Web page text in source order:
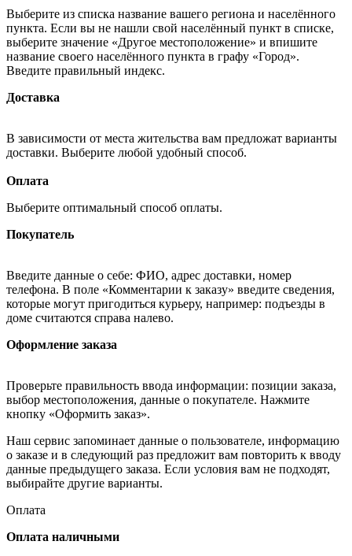
Выберите из списка название вашего региона и населённого
пункта. Если вы не нашли свой населённый пункт в списке,
выберите значение «Другое местоположение» и впишите
название своего населённого пункта в графу «Город».
Введите правильный индекс.
Доставка
В зависимости от места жительства вам предложат варианты
доставки. Выберите любой удобный способ.
Оплата
Выберите оптимальный способ оплаты.
Покупатель
Введите данные о себе: ФИО, адрес доставки, номер
телефона. В поле «Комментарии к заказу» введите сведения,
которые могут пригодиться курьеру, например: подъезды в
доме считаются справа налево.
Оформление заказа
Проверьте правильность ввода информации: позиции заказа,
выбор местоположения, данные о покупателе. Нажмите
кнопку «Оформить заказ».
Наш сервис запоминает данные о пользователе, информацию
о заказе и в следующий раз предложит вам повторить к вводу
данные предыдущего заказа. Если условия вам не подходят,
выбирайте другие варианты.
Оплата
Оплата наличными